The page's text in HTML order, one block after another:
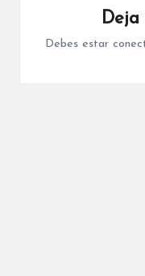
Deja
Debes estar